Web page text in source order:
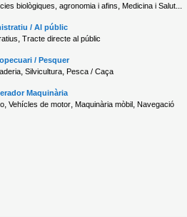
biològiques, agronomia i afins, Medicina i Salut...
/ Al públic
, Tracte directe al públic
/ Pesquer
, Silvicultura, Pesca / Caça
Maquinària
, Vehícles de motor, Maquinària mòbil, Navegació